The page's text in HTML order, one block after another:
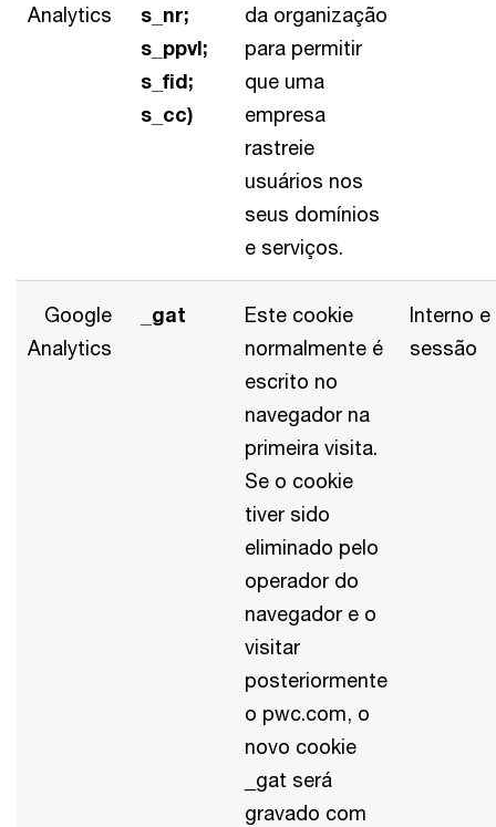
Analytics
s_nr;
s_ppvl;
s_fid;
s_cc)
da organização
para permitir
que uma
empresa
rastreie
usuários nos
seus domínios
e serviços.
Google
Analytics
_gat
Este cookie
normalmente é
escrito no
navegador na
primeira visita.
Se o cookie
tiver sido
eliminado pelo
operador do
navegador e o
visitar
posteriormente
o pwc.com, o
novo cookie
_gat será
gravado com
Interno e
sessão